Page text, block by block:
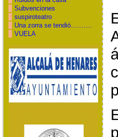
Subvenciones
suspiroteatro
Una zorra se tendió……….
VUELA